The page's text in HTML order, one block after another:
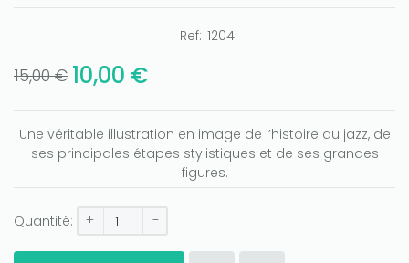
Ref: 1204
15,00 € 10,00 €
Une véritable illustration en image de l’histoire du jazz, de
ses principales étapes stylistiques et de ses grandes
figures.
Quantité: + -
Only play atJoo casinoif you really want to win a huge